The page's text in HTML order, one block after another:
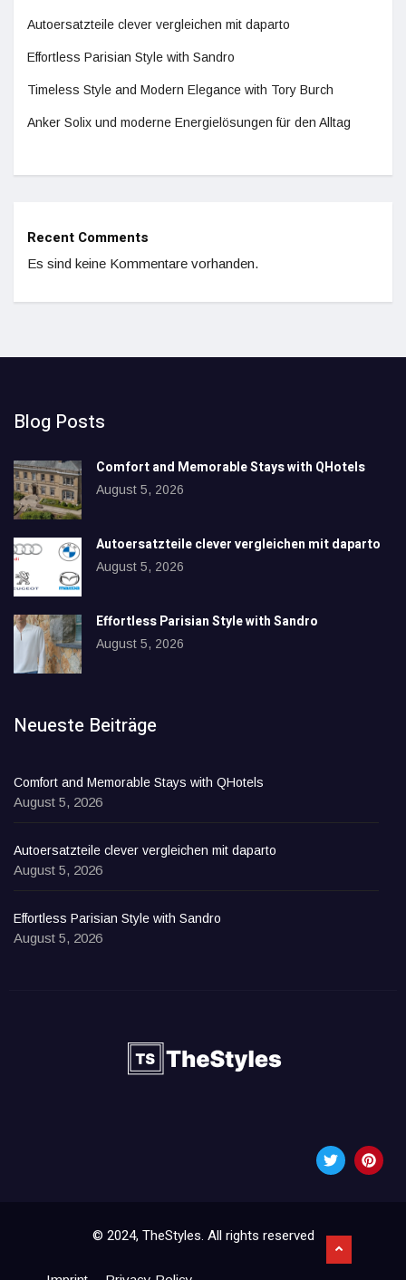
Autoersatzteile clever vergleichen mit daparto
Effortless Parisian Style with Sandro
Timeless Style and Modern Elegance with Tory Burch
Anker Solix und moderne Energielösungen für den Alltag
Recent Comments
Es sind keine Kommentare vorhanden.
Blog Posts
Comfort and Memorable Stays with QHotels
August 5, 2026
Autoersatzteile clever vergleichen mit daparto
August 5, 2026
Effortless Parisian Style with Sandro
August 5, 2026
Neueste Beiträge
Comfort and Memorable Stays with QHotels
August 5, 2026
Autoersatzteile clever vergleichen mit daparto
August 5, 2026
Effortless Parisian Style with Sandro
August 5, 2026
© 2024, TheStyles. All rights reserved